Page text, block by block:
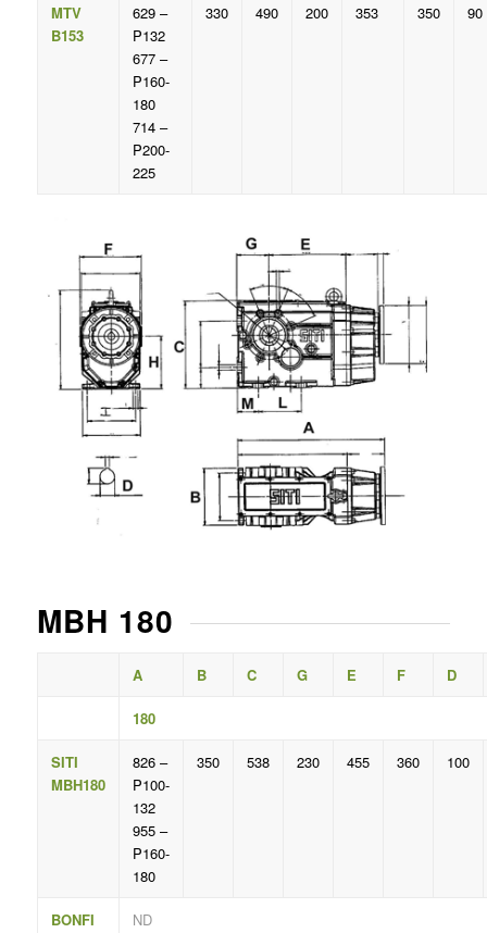
MTV
B153
629 –
P132
677 –
P160-
180
714 –
P200-
225
330 490 200 353 350 90
MBH 180
A B C G E F D
180
SITI
MBH180
826 –
P100-
132
955 –
P160-
180
350 538 230 455 360 100
BONFI ND